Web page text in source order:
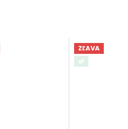
ZĽAVA
🌿